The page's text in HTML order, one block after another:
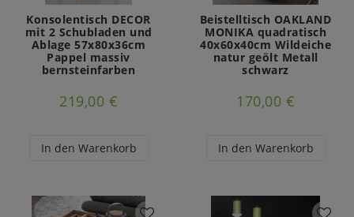
Konsolentisch DECOR
mit 2 Schubladen und
Ablage 57x80x36cm
Pappel massiv
bernsteinfarben
219,00 €
In den Warenkorb
Beistelltisch OAKLAND
MONIKA quadratisch
40x60x40cm Wildeiche
natur geölt Metall
schwarz
170,00 €
In den Warenkorb